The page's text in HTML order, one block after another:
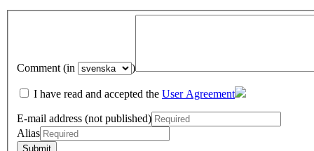
Comment (in )
I have read and accepted the User Agreement
E-mail address (not published)
Alias